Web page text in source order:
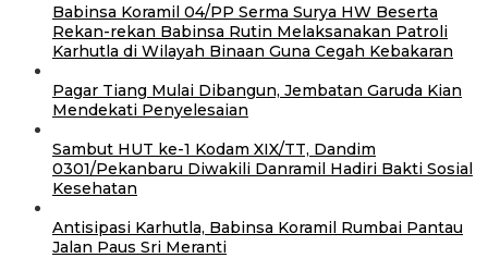
Babinsa Koramil 04/PP Serma Surya HW Beserta
Rekan-rekan Babinsa Rutin Melaksanakan Patroli
Karhutla di Wilayah Binaan Guna Cegah Kebakaran
Pagar Tiang Mulai Dibangun, Jembatan Garuda Kian
Mendekati Penyelesaian
Sambut HUT ke-1 Kodam XIX/TT, Dandim
0301/Pekanbaru Diwakili Danramil Hadiri Bakti Sosial
Kesehatan
Antisipasi Karhutla, Babinsa Koramil Rumbai Pantau
Jalan Paus Sri Meranti